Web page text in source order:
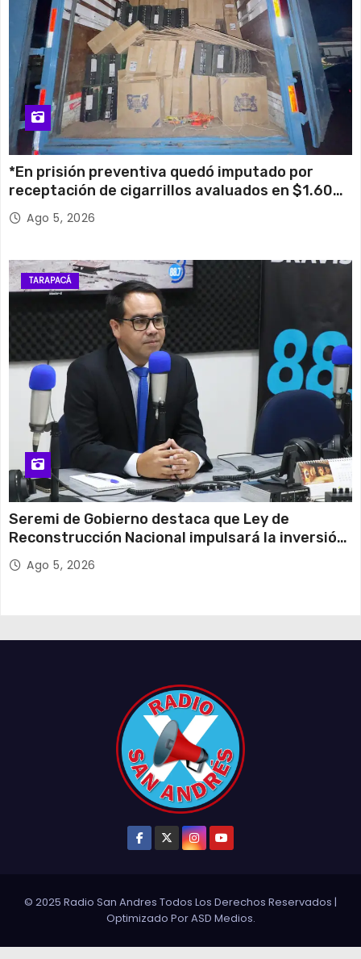
*En prisión preventiva quedó imputado por
receptación de cigarrillos avaluados en $1.600
millones*
Ago 5, 2026
TARAPACÁ
Seremi de Gobierno destaca que Ley de
Reconstrucción Nacional impulsará la inversión
y el empleo en Tarapacá
Ago 5, 2026
© 2025 Radio San Andres Todos Los Derechos Reservados |
Optimizado PorASD Medios.